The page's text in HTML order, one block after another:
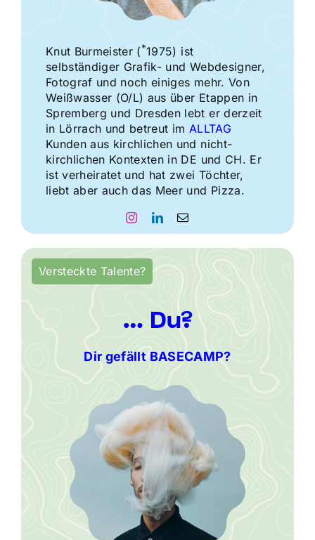
Knut Burmeister (*1975) ist
selbständiger Grafik- und Webdesigner,
Fotograf und noch einiges mehr. Von
Weißwasser (O/L) aus über Etappen in
Spremberg und Dresden lebt er derzeit
in Lörrach und betreut im ALLTAG
Kunden aus kirchlichen und nicht-
kirchlichen Kontexten in DE und CH. Er
ist verheiratet und hat zwei Töchter,
liebt aber auch das Meer und Pizza.
Versteckte Talente?
… Du?
Dir gefällt BASECAMP?